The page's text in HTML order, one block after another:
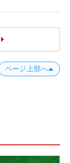
ページ上部へ